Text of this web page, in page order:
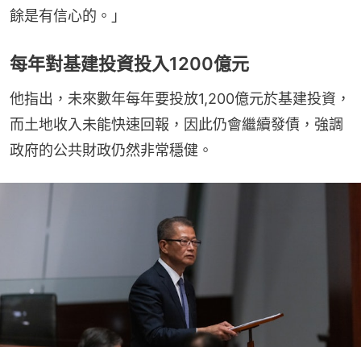
餘是有信心的。」
每年對基建投資投入1200億元
他指出，未來數年每年要投放1,200億元於基建投資，
而土地收入未能快速回報，因此仍會繼續發債，強調
政府的公共財政仍然非常穩健。